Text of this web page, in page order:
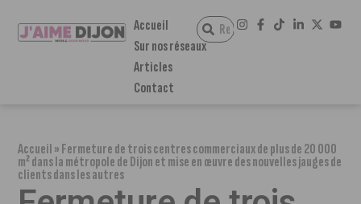
Accueil
Sur nos réseaux
Articles
Contact
Accueil»Fermeture de trois centres commerciaux de plus de 20 000
m² dans la métropole de Dijon et mise en œuvre des nouvelles jauges de
clients dans les autres